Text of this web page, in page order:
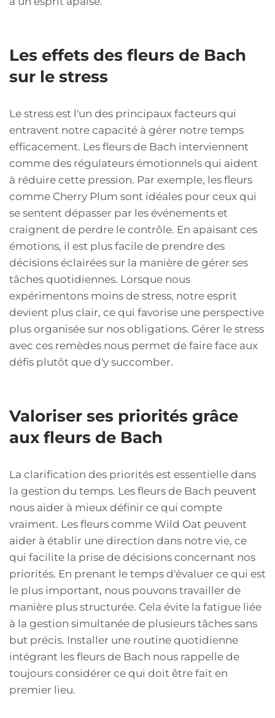
Les effets des fleurs de Bach
sur le stress
Le stress est l'un des principaux facteurs qui
entravent notre capacité à gérer notre temps
efficacement. Les fleurs de Bach interviennent
comme des régulateurs émotionnels qui aident
à réduire cette pression. Par exemple, les fleurs
comme Cherry Plum sont idéales pour ceux qui
se sentent dépasser par les événements et
craignent de perdre le contrôle. En apaisant ces
émotions, il est plus facile de prendre des
décisions éclairées sur la manière de gérer ses
tâches quotidiennes. Lorsque nous
expérimentons moins de stress, notre esprit
devient plus clair, ce qui favorise une perspective
plus organisée sur nos obligations. Gérer le stress
avec ces remèdes nous permet de faire face aux
défis plutôt que d'y succomber.
Valoriser ses priorités grâce
aux fleurs de Bach
La clarification des priorités est essentielle dans
la gestion du temps. Les fleurs de Bach peuvent
nous aider à mieux définir ce qui compte
vraiment. Les fleurs comme Wild Oat peuvent
aider à établir une direction dans notre vie, ce
qui facilite la prise de décisions concernant nos
priorités. En prenant le temps d'évaluer ce qui est
le plus important, nous pouvons travailler de
manière plus structurée. Cela évite la fatigue liée
à la gestion simultanée de plusieurs tâches sans
but précis. Installer une routine quotidienne
intégrant les fleurs de Bach nous rappelle de
toujours considérer ce qui doit être fait en
premier lieu.